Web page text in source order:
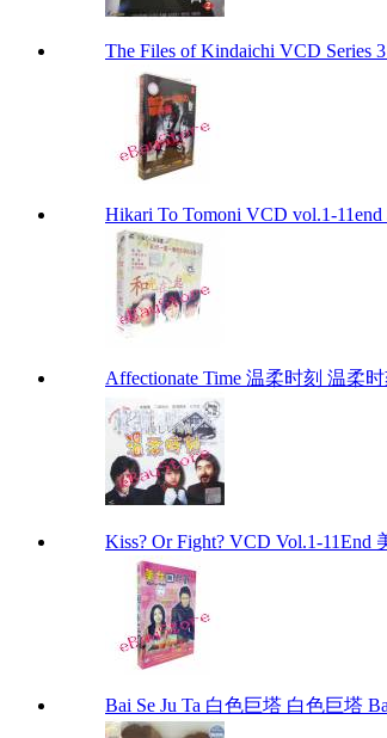
The Files of Kindaichi VCD
Hikari To Tomoni VCD vol.1-
Affectionate Time 温柔时刻 温柔
Kiss? Or Fight? VCD Vol.1-11End
Bai Se Ju Ta 白色巨塔 白色巨塔